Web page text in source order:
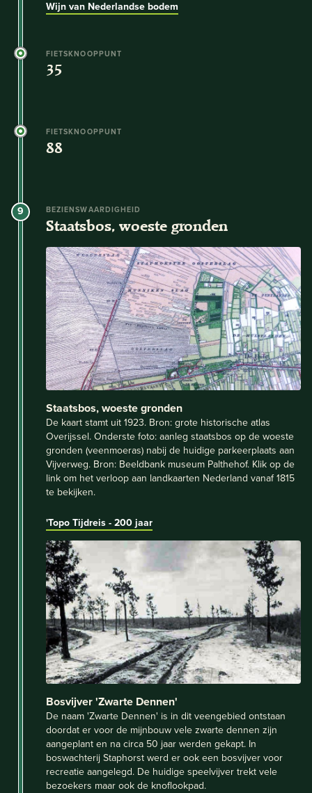
Wijn van Nederlandse bodem
FIETSKNOOPPUNT
35
FIETSKNOOPPUNT
88
9 BEZIENSWAARDIGHEID
Staatsbos, woeste gronden
Staatsbos, woeste gronden
De kaart stamt uit 1923. Bron: grote historische atlas
Overijssel. Onderste foto: aanleg staatsbos op de woeste
gronden (veenmoeras) nabij de huidige parkeerplaats aan
Vijverweg. Bron: Beeldbank museum Palthehof. Klik op de
link om het verloop aan landkaarten Nederland vanaf 1815
te bekijken.
'Topo Tijdreis - 200 jaar
Bosvijver 'Zwarte Dennen'
De naam 'Zwarte Dennen' is in dit veengebied ontstaan
doordat er voor de mijnbouw vele zwarte dennen zijn
aangeplant en na circa 50 jaar werden gekapt. In
boswachterij Staphorst werd er ook een bosvijver voor
recreatie aangelegd. De huidige speelvijver trekt vele
bezoekers maar ook de knoflookpad.